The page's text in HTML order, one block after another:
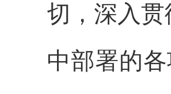
切，深入
中部署的